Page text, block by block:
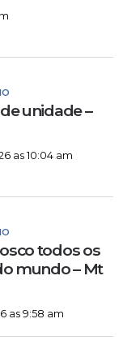
unidade –
as 10:04 am
todos os
mundo – Mt
as 9:58 am